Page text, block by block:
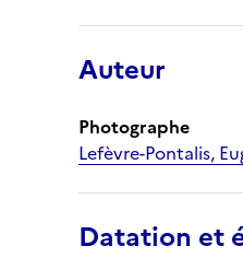
Auteur
Photographe
Lefèvre-Pontalis,
Datation et